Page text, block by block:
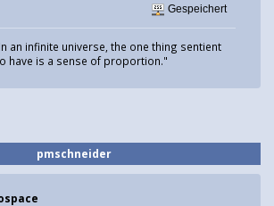
Gespeichert
an infinite universe, the one thing sentient
have is a sense of proportion."
pmschneider